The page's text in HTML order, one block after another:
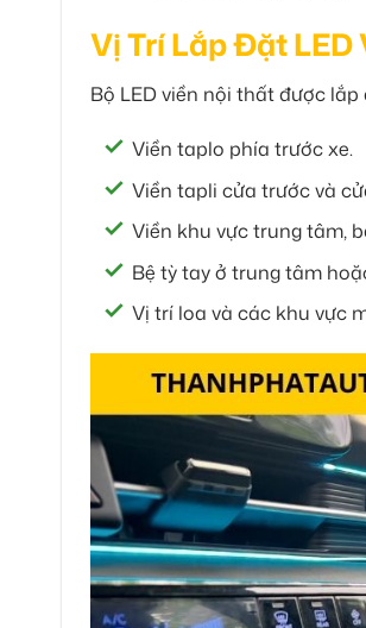
Vị Trí Lắp Đặt
Bộ LED viền nội thất được
Viền taplo phía trước xe.
Viền tapli cửa trước và
Viền khu vực trung tâm,
Bệ tỳ tay ở trung tâm
Vị trí loa và các khu vực